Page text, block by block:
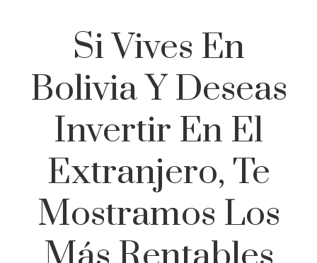
Si Vives En
Bolivia Y Deseas
Invertir En El
Extranjero, Te
Mostramos Los